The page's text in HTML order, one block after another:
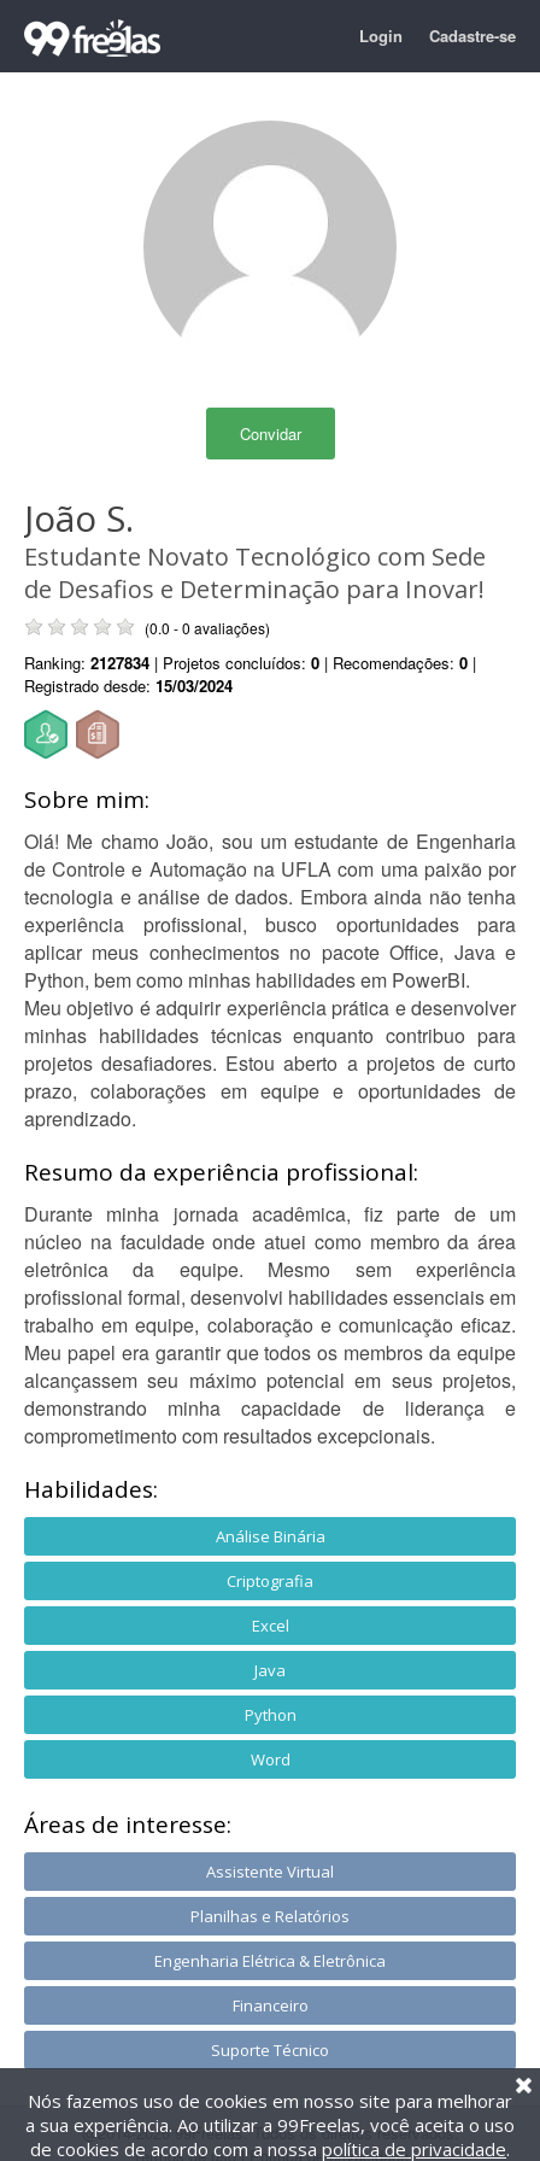
Login Cadastre-se
Convidar
João S.
Estudante Novato Tecnológico com Sede
de Desafios e Determinação para Inovar!
(0.0 - 0 avaliações)
Ranking: 2127834 | Projetos concluídos: 0 | Recomendações: 0 |
Registrado desde: 15/03/2024
Sobre mim:
Olá! Me chamo João, sou um estudante de Engenharia
de Controle e Automação na UFLA com uma paixão por
tecnologia e análise de dados. Embora ainda não tenha
experiência profissional, busco oportunidades para
aplicar meus conhecimentos no pacote Office, Java e
Python, bem como minhas habilidades em PowerBI.
Meu objetivo é adquirir experiência prática e desenvolver
minhas habilidades técnicas enquanto contribuo para
projetos desafiadores. Estou aberto a projetos de curto
prazo, colaborações em equipe e oportunidades de
aprendizado.
Resumo da experiência profissional:
Durante minha jornada acadêmica, fiz parte de um
núcleo na faculdade onde atuei como membro da área
eletrônica da equipe. Mesmo sem experiência
profissional formal, desenvolvi habilidades essenciais em
trabalho em equipe, colaboração e comunicação eficaz.
Meu papel era garantir que todos os membros da equipe
alcançassem seu máximo potencial em seus projetos,
demonstrando minha capacidade de liderança e
comprometimento com resultados excepcionais.
Habilidades:
Análise Binária
Criptografia
Excel
Java
Python
Word
Áreas de interesse:
Assistente Virtual
Planilhas e Relatórios
Engenharia Elétrica & Eletrônica
Financeiro
Suporte Técnico
@2014-2026 99Freelas. Todos os direitos reservados.
Termos de uso| Política de privacidade
Nós fazemos uso de cookies em nosso site para melhorar
a sua experiência. Ao utilizar a 99Freelas, você aceita o uso
de cookies de acordo com a nossa política de privacidade.